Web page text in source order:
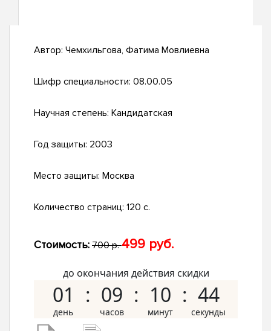
Автор: Чемхильгова, Фатима Мовлиевна
Шифр специальности: 08.00.05
Научная степень: Кандидатская
Год защиты: 2003
Место защиты: Москва
Количество страниц: 120 с.
Стоимость: 700 р.499 руб.
до окончания действия скидки
01 09 10 43